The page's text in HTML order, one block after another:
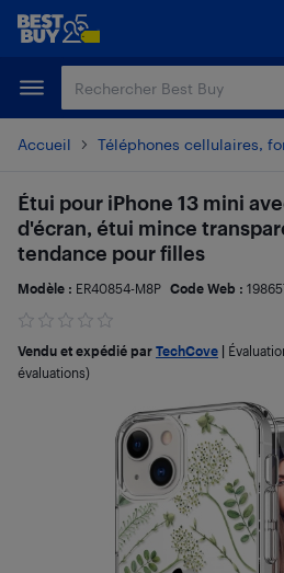
Passer
principal
Passer
Accueil Téléphones cellulaires,
Étui pour iPhone 13 mini
d'écran, étui mince
tendance pour filles
Modèle : ER40854-M8P Code Web :
Vendu et expédié par TechCove
évaluations)